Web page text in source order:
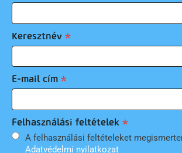
Keresztnév
E-mail cím
Felhasználási feltételek
A felhasználási feltételeket
Adatvédelmi nyilatkozat